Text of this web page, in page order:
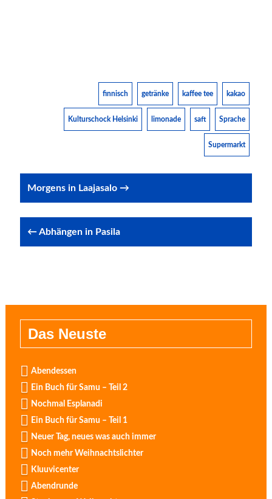
finnisch getränke kaffee tee kakao
Kulturschock Helsinki limonade saft Sprache
Supermarkt
Post
navigation
Morgens in Laajasalo →
← Abhängen in Pasila
Das Neuste
Abendessen
Ein Buch für Samu – Teil 2
Nochmal Esplanadi
Ein Buch für Samu – Teil 1
Neuer Tag, neues was auch immer
Noch mehr Weihnachtslichter
Kluuvicenter
Abendrunde